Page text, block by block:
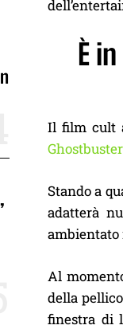
È
Il film cult
Stando a
adatterà
Al
della
finestra di